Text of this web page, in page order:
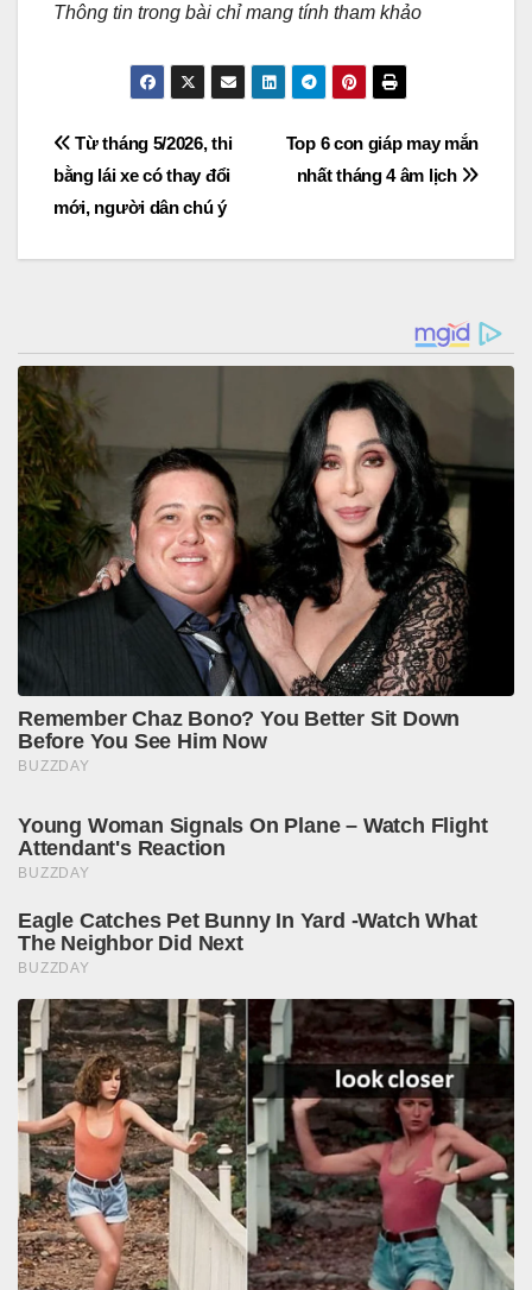
Thông tin trong bài chỉ mang tính tham khảo
Post
navigation
Top 6 con giáp may mắn
nhất tháng 4 âm lịch
Từ tháng 5/2026, thi
bằng lái xe có thay đổi
mới, người dân chú ý